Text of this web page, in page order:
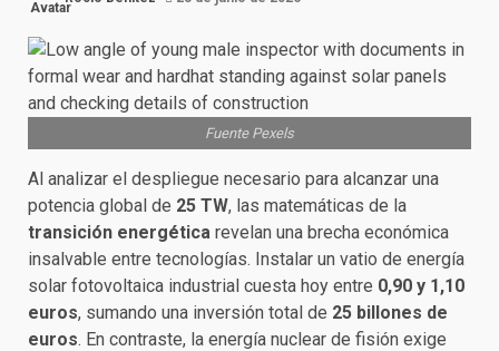
Fuente Pexels
Al analizar el despliegue necesario para alcanzar una
potencia global de 25 TW, las matemáticas de la
transición energética revelan una brecha económica
insalvable entre tecnologías. Instalar un vatio de energía
solar fotovoltaica industrial cuesta hoy entre 0,90 y 1,10
euros, sumando una inversión total de 25 billones de
euros. En contraste, la energía nuclear de fisión exige